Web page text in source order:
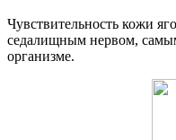
Чувствительность кожи
седалищным нервом,
организме.